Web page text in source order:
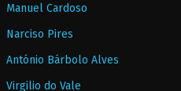
Manuel Cardoso
Narciso Pires
António Bárbolo Alves
Virgilio do Vale